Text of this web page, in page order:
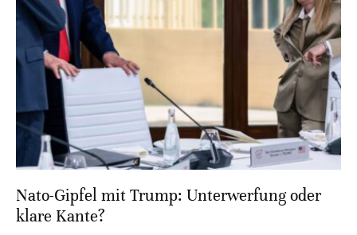
Nato-Gipfel mit Trump: Unterwerfung oder
klare Kante?